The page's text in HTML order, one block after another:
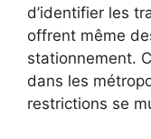
d’identifier les
offrent même
stationnement.
dans les
restrictions se